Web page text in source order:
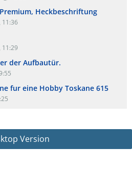
Heckbeschriftung
11:36
11:29
der Aufbautür.
fur eine Hobby Toskane 615
Version